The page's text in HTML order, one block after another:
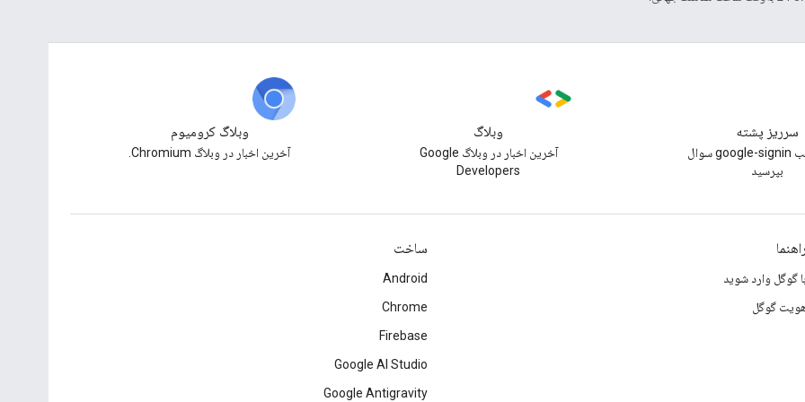
سرریز پشته
زیر برچسب google-signin سوال
بپرسید
وبلاگ
آخرین اخبار در وبلاگ Google
Developers
وبلاگ کرومیوم
آخرین اخبار در وبلاگ Chromium.
راهنما
با گوگل وارد شوید
هویت گوگل
ساخت
Android
Chrome
Firebase
Google AI Studio
Google Antigravity